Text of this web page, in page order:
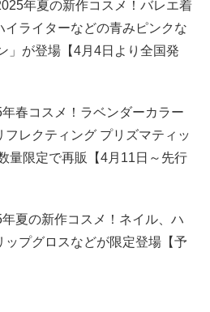
年夏の新作コスメ！バレエ着
ライターなどの青みピンクな
」が登場【4月4日より全国発
年春コスメ！ラベンダーカラー
レクティング プリズマティッ
量限定で再販【4月11日～先行
年夏の新作コスメ！ネイル、ハ
ップグロスなどが限定登場【予